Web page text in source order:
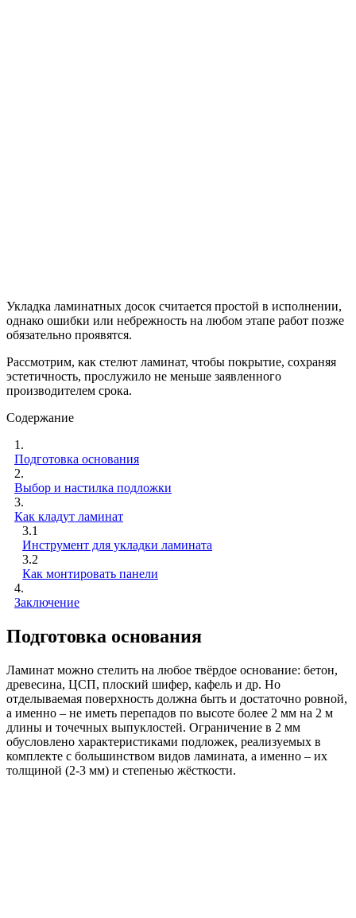
Укладка ламинатных досок считается простой в исполнении,
однако ошибки или небрежность на любом этапе работ позже
обязательно проявятся.
Рассмотрим, как стелют ламинат, чтобы покрытие, сохраняя
эстетичность, прослужило не меньше заявленного
производителем срока.
Содержание
1.
Подготовка основания
2.
Выбор и настилка подложки
3.
Как кладут ламинат
3.1
Инструмент для укладки ламината
3.2
Как монтировать панели
4.
Заключение
Подготовка основания
Ламинат можно стелить на любое твёрдое основание: бетон,
древесина, ЦСП, плоский шифер, кафель и др. Но
отделываемая поверхность должна быть и достаточно ровной,
а именно – не иметь перепадов по высоте более 2 мм на 2 м
длины и точечных выпуклостей. Ограничение в 2 мм
обусловлено характеристиками подложек, реализуемых в
комплекте с большинством видов ламината, а именно – их
толщиной (2-3 мм) и степенью жёсткости.